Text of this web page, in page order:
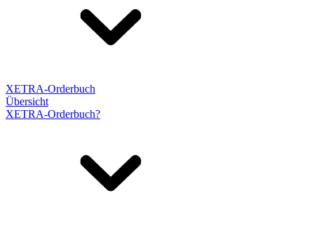
XETRA-Orderbuch
Übersicht
XETRA-Orderbuch?